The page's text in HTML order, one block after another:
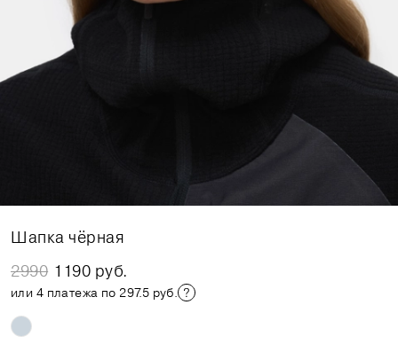
Шапка чёрная
2990 1190 руб.
или 4 платежа по 297.5 руб.